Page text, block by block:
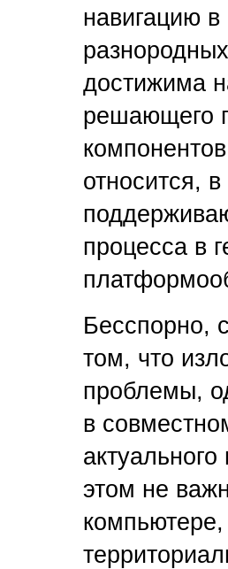
навигацию
достижима
решающего
относится,
процесса в
Бесспорно,
том, что
проблемы,
в
этом не